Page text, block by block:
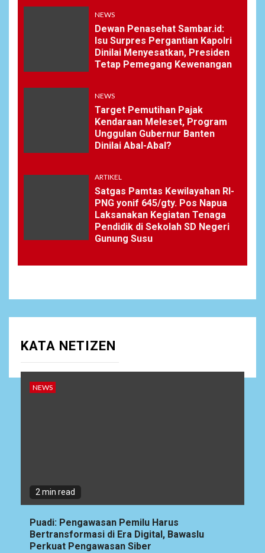
NEWS
Dewan Penasehat Sambar.id:
Isu Surpres Pergantian Kapolri
Dinilai Menyesatkan, Presiden
Tetap Pemegang Kewenangan
NEWS
Target Pemutihan Pajak
Kendaraan Meleset, Program
Unggulan Gubernur Banten
Dinilai Abal-Abal?
ARTIKEL
Satgas Pamtas Kewilayahan RI-
PNG yonif 645/gty. Pos Napua
Laksanakan Kegiatan Tenaga
Pendidik di Sekolah SD Negeri
Gunung Susu
KATA NETIZEN
NEWS
2 min read
Puadi: Pengawasan Pemilu Harus
Bertransformasi di Era Digital, Bawaslu
Perkuat Pengawasan Siber